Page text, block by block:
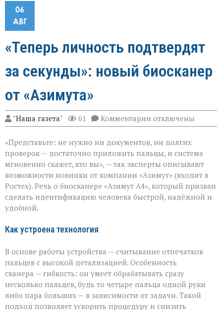
06
АВГ
«Теперь личность подтвердят
за секунды»: новый биосканер
от «Азимута»
"Наша газета" 61 Комментарии к
записи
личность
подтвердят
за
секунды»:
новый
биосканер
от
«Азимута»
отключены
«Представьте: не нужно ни документов, ни долгих
проверок — достаточно приложить пальцы, и система
мгновенно скажет, кто вы», — так эксперты описывают
возможности новинки от компании «Азимут» (входит в
Ростех). Речь о биосканере «Азимут А4», который призван
сделать идентификацию человека быстрой, надёжной и
удобной.
Как устроена технология
В основе работы устройства — считывание отпечатков
пальцев с высокой детализацией. Особенность
сканера — гибкость: он умеет обрабатывать сразу
несколько пальцев, будь то четыре пальца одной руки
либо пара больших — в зависимости от задачи. Такой
подход позволяет ускорить процедуру и снизить